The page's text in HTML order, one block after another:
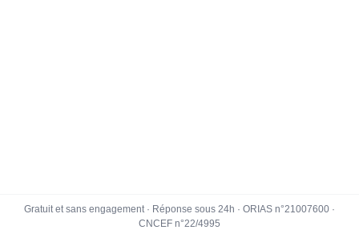
Gratuit et sans engagement · Réponse sous 24h · ORIAS n°21007600 ·
CNCEF n°22/4995